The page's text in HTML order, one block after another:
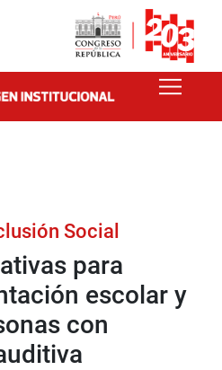
Social
para
escolar y
con